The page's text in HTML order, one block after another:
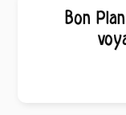
Bon